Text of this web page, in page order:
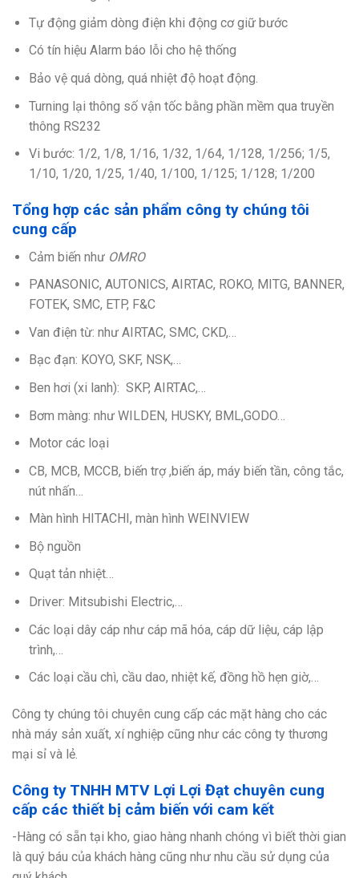
Tự động giảm dòng điện khi động cơ giữ bước
Có tín hiệu Alarm báo lỗi cho hệ thống
Bảo vệ quá dòng, quá nhiệt độ hoạt động.
Turning lại thông số vận tốc bằng phần mềm qua truyền
thông RS232
Vi bước: 1/2, 1/8, 1/16, 1/32, 1/64, 1/128, 1/256; 1/5,
1/10, 1/20, 1/25, 1/40, 1/100, 1/125; 1/128; 1/200
Tổng hợp các sản phẩm công ty chúng tôi
cung cấp
Cảm biến như OMRO
PANASONIC, AUTONICS, AIRTAC, ROKO, MITG, BANNER,
FOTEK, SMC, ETP, F&C
Van điện từ: như AIRTAC, SMC, CKD,…
Bạc đạn: KOYO, SKF, NSK,…
Ben hơi (xi lanh): SKP, AIRTAC,…
Bơm màng: như WILDEN, HUSKY, BML,GODO…
Motor các loại
CB, MCB, MCCB, biến trợ ,biến áp, máy biến tần, công tắc,
nút nhấn…
Màn hình HITACHI, màn hình WEINVIEW
Bộ nguồn
Quạt tản nhiệt…
Driver: Mitsubishi Electric,…
Các loại dây cáp như cáp mã hóa, cáp dữ liệu, cáp lập
trình,…
Các loại cầu chì, cầu dao, nhiệt kế, đồng hồ hẹn giờ,…
Công ty chúng tôi chuyên cung cấp các mặt hàng cho các
nhà máy sản xuất, xí nghiệp cũng như các công ty thương
mại sỉ và lẻ.
Công ty TNHH MTV Lợi Lợi Đạt chuyên cung
cấp các thiết bị cảm biến với cam kết
-Hàng có sẵn tại kho, giao hàng nhanh chóng vì biết thời gian
là quý báu của khách hàng cũng như nhu cầu sử dụng của